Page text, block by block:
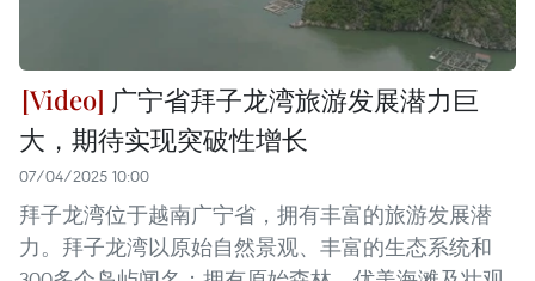
广宁省拜子龙湾旅游发展潜力巨
大，期待实现突破性增长
07/04/2025 10:00
拜子龙湾位于越南广宁省，拥有丰富的旅游发展潜
力。拜子龙湾以原始自然景观、丰富的生态系统和